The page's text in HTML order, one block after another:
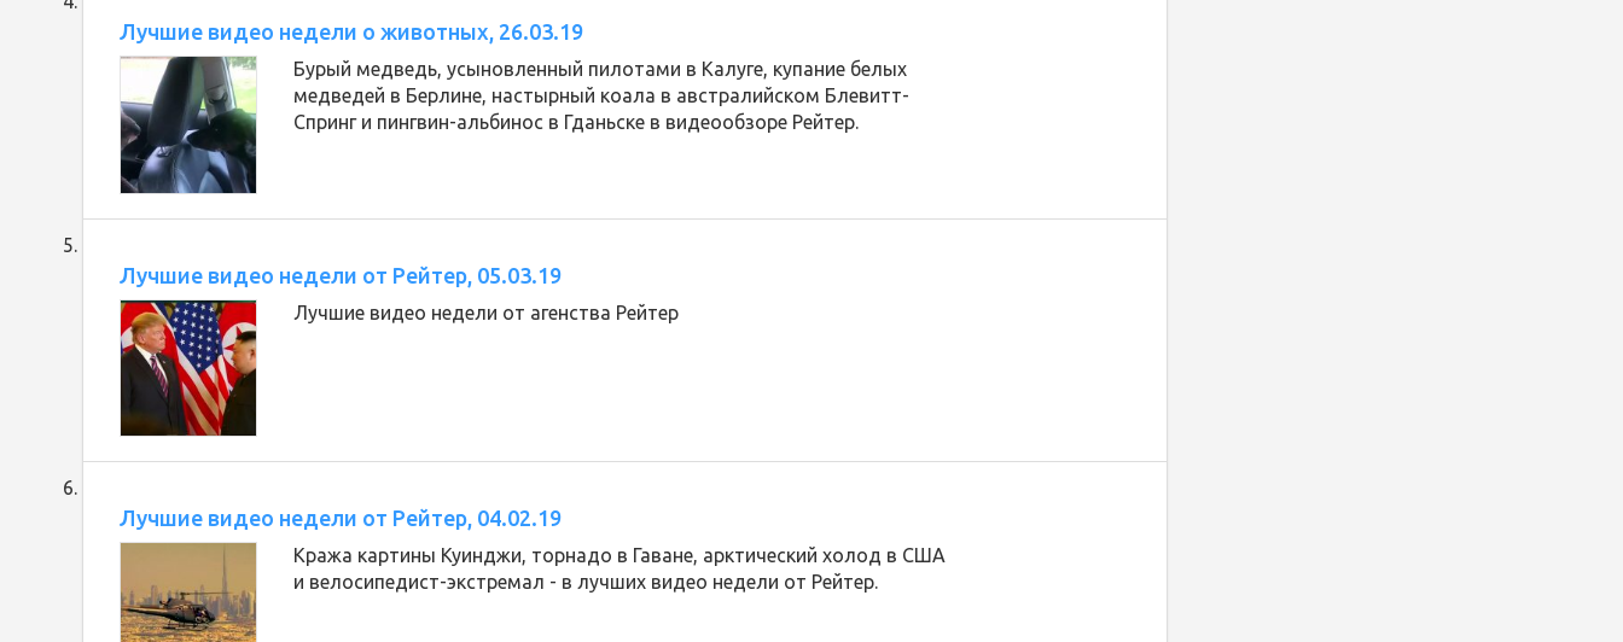
Лучшие видео недели о животных, 26.03.19
Бурый медведь, усыновленный пилотами в Калуге, купание белых
медведей в Берлине, настырный коала в австралийском Блевитт-
Спринг и пингвин-альбинос в Гданьске в видеообзоре Рейтер.
Лучшие видео недели от Рейтер, 05.03.19
Лучшие видео недели от агенства Рейтер
Лучшие видео недели от Рейтер, 04.02.19
Кража картины Куинджи, торнадо в Гаване, арктический холод в США
и велосипедист-экстремал - в лучших видео недели от Рейтер.